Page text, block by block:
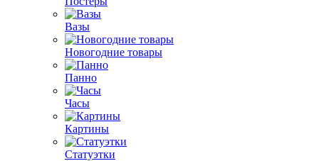
Вазы
Новогодние товары
Панно
Часы
Картины
Статуэтки